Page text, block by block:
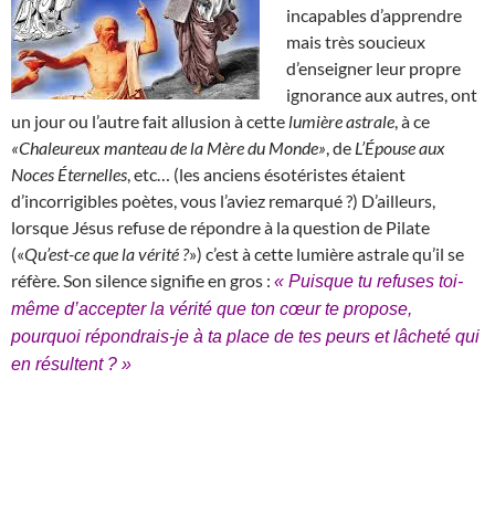
incapables d’apprendre
mais très soucieux
d’enseigner leur propre
ignorance aux autres, ont
un jour ou l’autre fait allusion à cette lumière astrale , à ce
«Chaleureux manteau de la Mère du Monde» , de L’Épouse aux
Noces Éternelles , etc… (les anciens ésotéristes étaient
d’incorrigibles poètes, vous l’aviez remarqué ?) D’ailleurs,
lorsque Jésus refuse de répondre à la question de Pilate
(«Qu’est-ce que la vérité ?») c’est à cette lumière astrale qu’il se
réfère. Son silence signifie en gros : « Puisque tu refuses toi-
même d’accepter la vérité que ton cœur te propose,
pourquoi répondrais-je à ta place de tes peurs et lâcheté qui
en résultent ? »